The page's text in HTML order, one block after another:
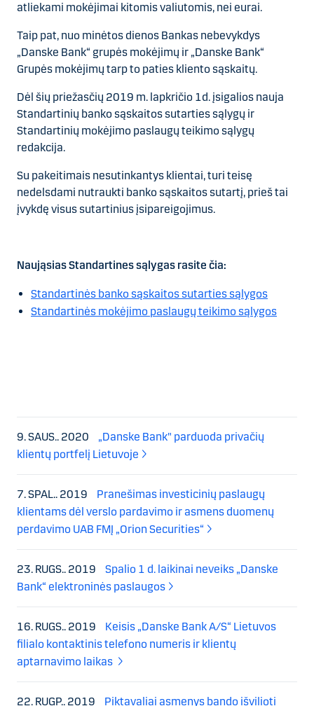
atliekami mokėjimai kitomis valiutomis, nei eurai.
Taip pat, nuo minėtos dienos Bankas nebevykdys
„Danske Bank“ grupės mokėjimų ir „Danske Bank“
Grupės mokėjimų tarp to paties kliento sąskaitų.
Dėl šių priežasčių 2019 m. lapkričio 1d. įsigalios nauja
Standartinių banko sąskaitos sutarties sąlygų ir
Standartinių mokėjimo paslaugų teikimo sąlygų
redakcija.
Su pakeitimais nesutinkantys klientai, turi teisę
nedelsdami nutraukti banko sąskaitos sutartį, prieš tai
įvykdę visus sutartinius įsipareigojimus.
Naująsias Standartines sąlygas rasite čia:
Standartinės banko sąskaitos sutarties sąlygos
Standartinės mokėjimo paslaugų teikimo sąlygos
9. SAUS.. 2020
„Danske Bank" parduoda privačių
klientų portfelį Lietuvoje
7. SPAL.. 2019
Pranešimas investicinių paslaugų
klientams dėl verslo pardavimo ir asmens duomenų
perdavimo UAB FMĮ „Orion Securities“
23. RUGS.. 2019
Spalio 1 d. laikinai neveiks „Danske
Bank“ elektroninės paslaugos
16. RUGS.. 2019
Keisis „Danske Bank A/S“ Lietuvos
filialo kontaktinis telefono numeris ir klientų
aptarnavimo laikas
22. RUGP.. 2019 Piktavaliai asmenys bando išvilioti